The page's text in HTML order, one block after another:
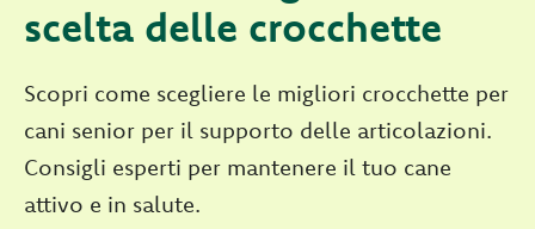
scelta delle crocchette
Scopri come scegliere le migliori crocchette per
cani senior per il supporto delle articolazioni.
Consigli esperti per mantenere il tuo cane
attivo e in salute.